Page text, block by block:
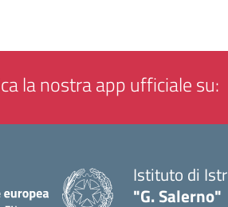
la nostra app ufficiale su:
Istituto di
"G. Salerno"